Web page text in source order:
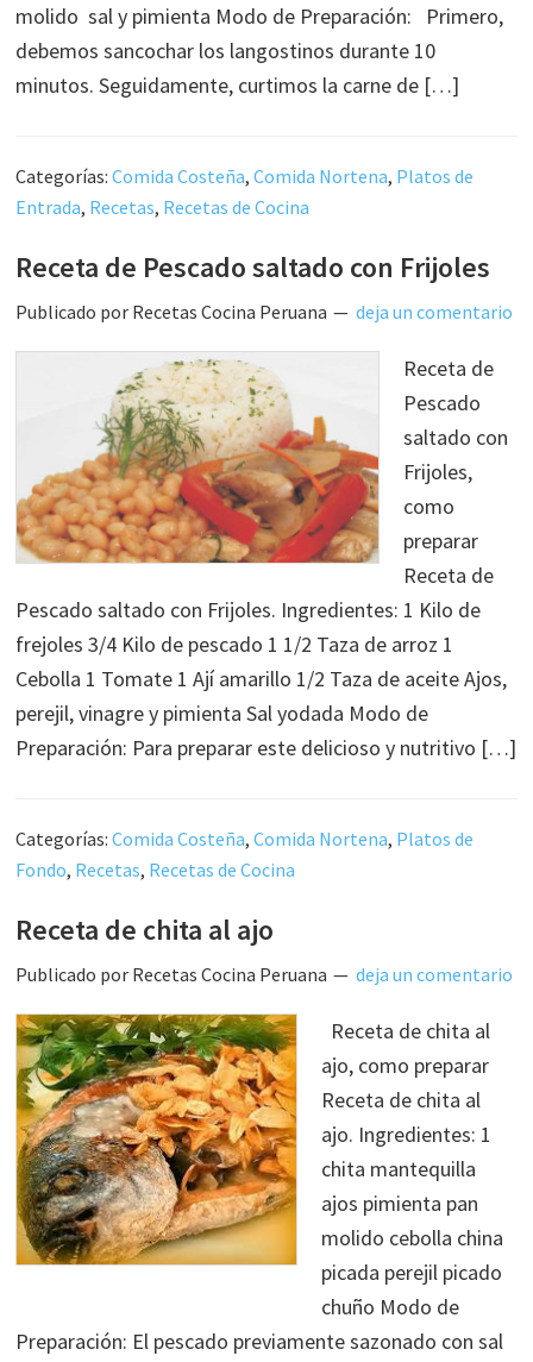
molido sal y pimienta Modo de Preparación: Primero,
debemos sancochar los langostinos durante 10
minutos. Seguidamente, curtimos la carne de […]
Categorías:Comida Costeña,Comida Nortena, Platos de
Entrada, Recetas, Recetas de Cocina
Receta de Pescado saltado con Frijoles
Publicado por Recetas Cocina Peruana deja un comentario
Receta de
Pescado
saltado con
Frijoles,
como
preparar
Receta de
Pescado saltado con Frijoles. Ingredientes: 1 Kilo de
frejoles 3/4 Kilo de pescado 1 1/2 Taza de arroz 1
Cebolla 1 Tomate 1 Ají amarillo 1/2 Taza de aceite Ajos,
perejil, vinagre y pimienta Sal yodada Modo de
Preparación: Para preparar este delicioso y nutritivo […]
Categorías:Comida Costeña,Comida Nortena, Platos de
Fondo, Recetas, Recetas de Cocina
Receta de chita al ajo
Publicado por Recetas Cocina Peruana deja un comentario
Receta de chita al
ajo, como preparar
Receta de chita al
ajo. Ingredientes: 1
chita mantequilla
ajos pimienta pan
molido cebolla china
picada perejil picado
chuño Modo de
Preparación: El pescado previamente sazonado con sal